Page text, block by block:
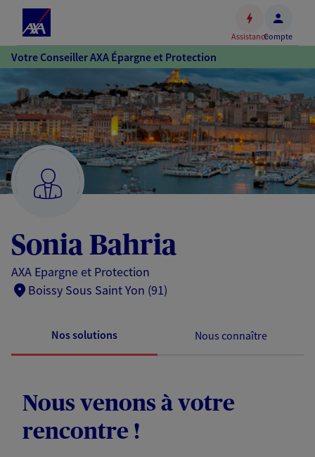
Accéder
au
contenu
principal
Accéder
au
pied
de
page
AssistanceCompte
Votre Conseiller AXA Épargne et Protection
Sonia Bahria
AXA Epargne et Protection
Boissy Sous Saint Yon (91)
Nos solutions Nous connaître
Nous venons à votre
rencontre !